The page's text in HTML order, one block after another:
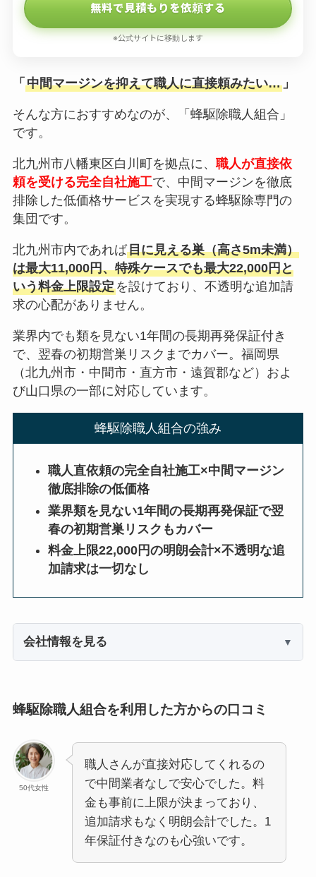
無料で見積もりを依頼する
※公式サイトに移動します
「 中間マージンを抑えて職人に直接頼みたい…」
そんな方におすすめなのが、「蜂駆除職人組合」
です。
北九州市八幡東区白川町を拠点に、 職人が直接依
頼を受ける完全自社施工で、中間マージンを徹底
排除した低価格サービスを実現する蜂駆除専門の
集団です。
北九州市内であれば目に見える巣（高さ5m未満）
は最大11,000円、特殊ケースでも最大22,000円と
いう料金上限設定を設けており、不透明な追加請
求の心配がありません。
業界内でも類を見ない1年間の長期再発保証付き
で、翌春の初期営巣リスクまでカバー。福岡県
（北九州市・中間市・直方市・遠賀郡など）およ
び山口県の一部に対応しています。
蜂駆除職人組合の強み
職人直依頼の完全自社施工×中間マージン
徹底排除の低価格
業界類を見ない1年間の長期再発保証で翌
春の初期営巣リスクもカバー
料金上限22,000円の明朗会計×不透明な追
加請求は一切なし
会社情報を見る
蜂駆除職人組合を利用した方からの口コミ
50代女性
職人さんが直接対応してくれるの
で中間業者なしで安心でした。料
金も事前に上限が決まっており、
追加請求もなく明朗会計でした。1
年保証付きなのも心強いです。